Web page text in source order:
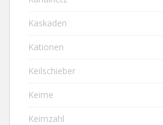
Kaskaden
Kationen
Keilschieber
Keime
Keimzahl